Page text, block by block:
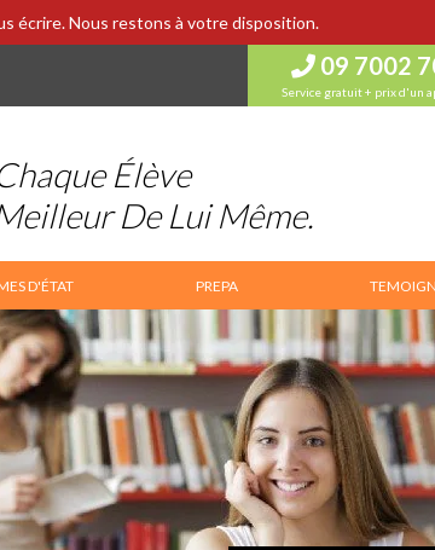
écrire. Nous restons à votre disposition.
09 7002
Service gratuit + prix d'un
Élève
De Lui Même.
D'ÉTAT PREPA